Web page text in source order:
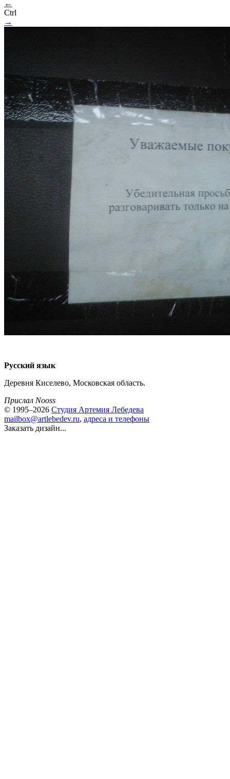
←
Ctrl
→
Русский язык
Деревня Киселево, Московская область.
Прислал Nooss
© 1995–2026 Студия Артемия Лебедева
mailbox@artlebedev.ru, адреса и телефоны
Заказать дизайн...